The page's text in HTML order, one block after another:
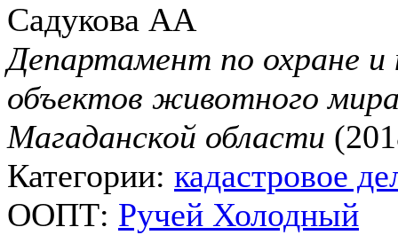
Садукова АА
Департамент по охране и
объектов животного
Магаданской области
Категории: кадастровое
ООПТ: Ручей Холодный